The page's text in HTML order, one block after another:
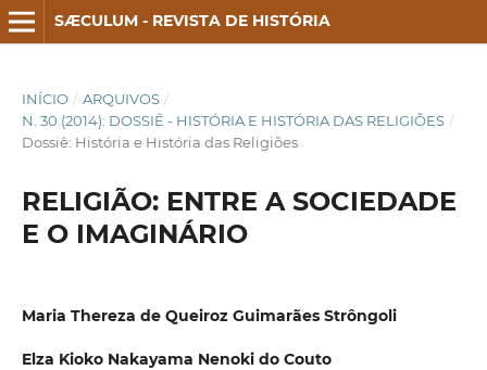
SÆCULUM - REVISTA DE HISTÓRIA
INÍCIO / ARQUIVOS /
N. 30 (2014): DOSSIÊ - HISTÓRIA E HISTÓRIA DAS RELIGIÕES /
Dossiê: História e História das Religiões
RELIGIÃO: ENTRE A SOCIEDADE
E O IMAGINÁRIO
Maria Thereza de Queiroz Guimarães Strôngoli
Elza Kioko Nakayama Nenoki do Couto